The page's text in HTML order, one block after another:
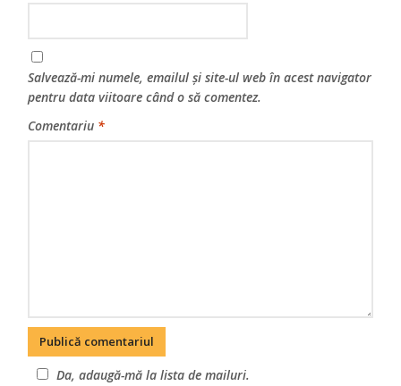
Salvează-mi numele, emailul și site-ul web în acest navigator
pentru data viitoare când o să comentez.
Comentariu *
Da, adaugă-mă la lista de mailuri.